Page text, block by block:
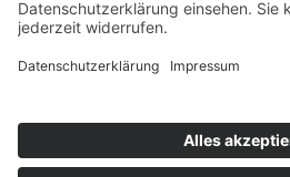
FIFO-CAR mit 2 Vertikalstreben
FIFO-CAR mit 4 Vertikalstreben
FIFO-Regal für erhöhte Belastungen